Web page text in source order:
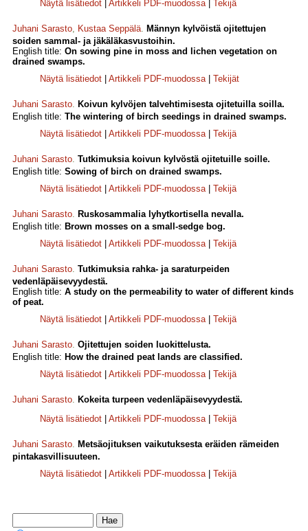
Näytä lisätiedot
Artikkeli PDF-muodossa| Tekijä
Juhani Sarasto, Kustaa Seppälä. Männyn kylvöistä ojitettujen
soiden sammal- ja jäkäläkasvustoihin.
English title: On sowing pine in moss and lichen vegetation on
drained swamps.
Näytä lisätiedot
Artikkeli PDF-muodossa| Tekijät
Juhani Sarasto. Koivun kylvöjen talvehtimisesta ojitetuilla soilla.
English title: The wintering of birch seedings in drained swamps.
Näytä lisätiedot
Artikkeli PDF-muodossa| Tekijä
Juhani Sarasto. Tutkimuksia koivun kylvöstä ojitetuille soille.
English title: Sowing of birch on drained swamps.
Näytä lisätiedot
Artikkeli PDF-muodossa| Tekijä
Juhani Sarasto. Ruskosammalia lyhytkortisella nevalla.
English title: Brown mosses on a small-sedge bog.
Näytä lisätiedot
Artikkeli PDF-muodossa| Tekijä
Juhani Sarasto. Tutkimuksia rahka- ja saraturpeiden
vedenläpäisevyydestä.
English title: A study on the permeability to water of different kinds
of peat.
Näytä lisätiedot
Artikkeli PDF-muodossa| Tekijä
Juhani Sarasto. Ojitettujen soiden luokittelusta.
English title: How the drained peat lands are classified.
Näytä lisätiedot
Artikkeli PDF-muodossa| Tekijä
Juhani Sarasto. Kokeita turpeen vedenläpäisevyydestä.
Näytä lisätiedot
Artikkeli PDF-muodossa| Tekijä
Juhani Sarasto. Metsäojituksen vaikutuksesta eräiden rämeiden
pintakasvillisuuteen.
Näytä lisätiedot
Artikkeli PDF-muodossa| Tekijä